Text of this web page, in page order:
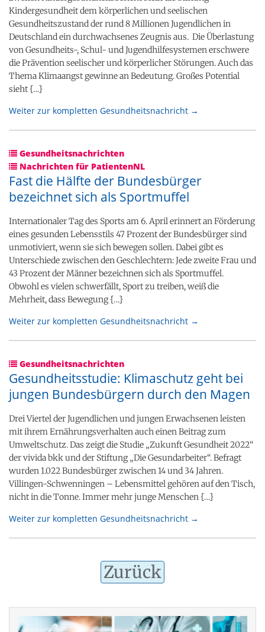
Kindergesundheit dem körperlichen und seelischen
Gesundheitszustand der rund 8 Millionen Jugendlichen in
Deutschland ein durchwachsenes Zeugnis aus. Die Überlastung
von Gesundheits-, Schul- und Jugendhilfesystemen erschwere
die Prävention seelischer und körperlicher Störungen. Auch das
Thema Klimaangst gewinne an Bedeutung. Großes Potential
sieht {…}
Weiter zur kompletten Gesundheitsnachricht →
Gesundheitsnachrichten
Nachrichten für PatientenNL
Fast die Hälfte der Bundesbürger
bezeichnet sich als Sportmuffel
Internationaler Tag des Sports am 6. April erinnert an Förderung
eines gesunden Lebensstils 47 Prozent der Bundesbürger sind
unmotiviert, wenn sie sich bewegen sollen. Dabei gibt es
Unterschiede zwischen den Geschlechtern: Jede zweite Frau und
43 Prozent der Männer bezeichnen sich als Sportmuffel.
Obwohl es vielen schwerfällt, Sport zu treiben, weiß die
Mehrheit, dass Bewegung {…}
Weiter zur kompletten Gesundheitsnachricht →
Gesundheitsnachrichten
Gesundheitsstudie: Klimaschutz geht bei
jungen Bundesbürgern durch den Magen
Drei Viertel der Jugendlichen und jungen Erwachsenen leisten
mit ihrem Ernährungsverhalten auch einen Beitrag zum
Umweltschutz. Das zeigt die Studie „Zukunft Gesundheit 2022“
der vivida bkk und der Stiftung „Die Gesundarbeiter“. Befragt
wurden 1.022 Bundesbürger zwischen 14 und 34 Jahren.
Villingen-Schwenningen – Lebensmittel gehören auf den Tisch,
nicht in die Tonne. Immer mehr junge Menschen {…}
Weiter zur kompletten Gesundheitsnachricht →
Zurück